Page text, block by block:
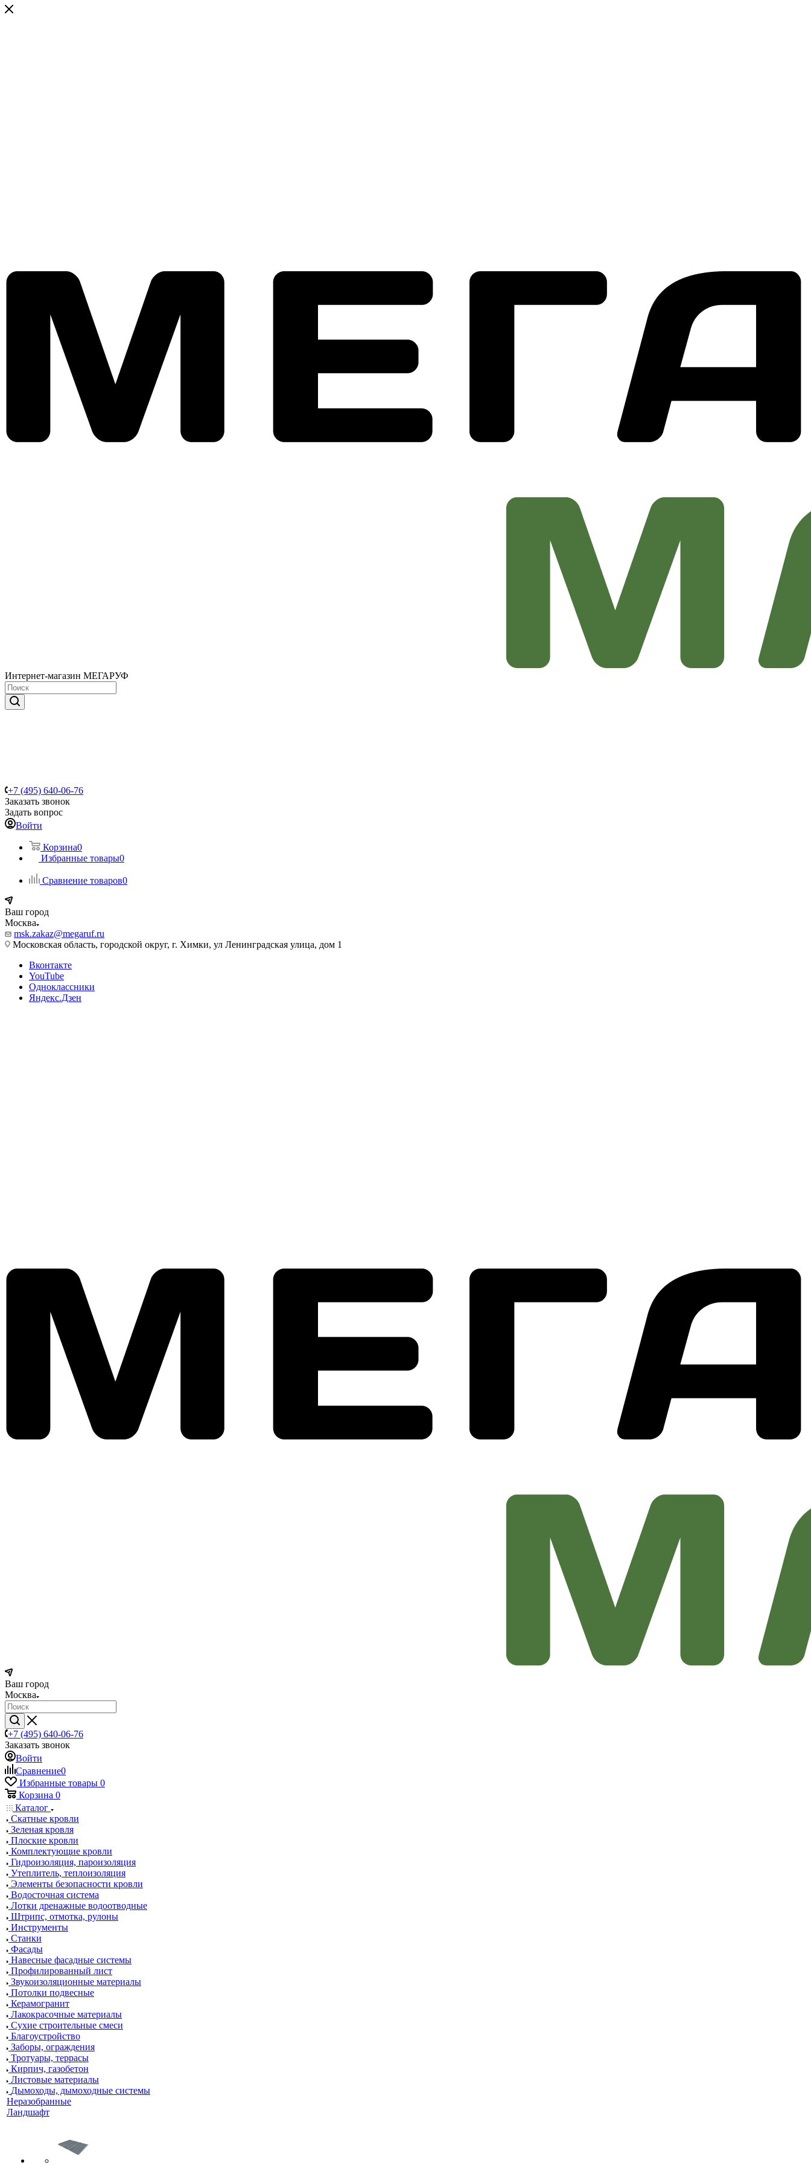
Интернет-магазин МЕГАРУФ
+7 (495) 640-06-76
Заказать звонок
Задать вопрос
Войти
Корзина0
Избранные товары0
Сравнение товаров0
Ваш город
Москва
msk.zakaz@megaruf.ru
Московская область, городской округ, г. Химки, ул Ленинградская улица, дом 1
Вконтакте
YouTube
Одноклассники
Яндекс.Дзен
Ваш город
Москва
+7 (495) 640-06-76
Заказать звонок
Войти
Сравнение0
Избранные товары 0
Корзина 0
Каталог
Скатные кровли
Зеленая кровля
Плоские кровли
Комплектующие кровли
Гидроизоляция, пароизоляция
Утеплитель, теплоизоляция
Элементы безопасности кровли
Водосточная система
Лотки дренажные водоотводные
Штрипс, отмотка, рулоны
Инструменты
Станки
Фасады
Навесные фасадные системы
Профилированный лист
Звукоизоляционные материалы
Потолки подвесные
Керамогранит
Лакокрасочные материалы
Сухие строительные смеси
Благоустройство
Заборы, ограждения
Тротуары, террасы
Кирпич, газобетон
Листовые материалы
Дымоходы, дымоходные системы
Неразобранные
Ландшафт